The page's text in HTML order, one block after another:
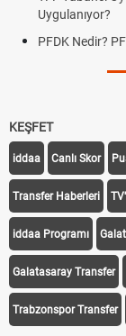
Uygulanıyor?
PFDK Nedir?
KEŞFET
iddaa Canlı Skor
Transfer Haberleri
iddaa Programı
Galatasaray Transfer
Trabzonspor Transfer